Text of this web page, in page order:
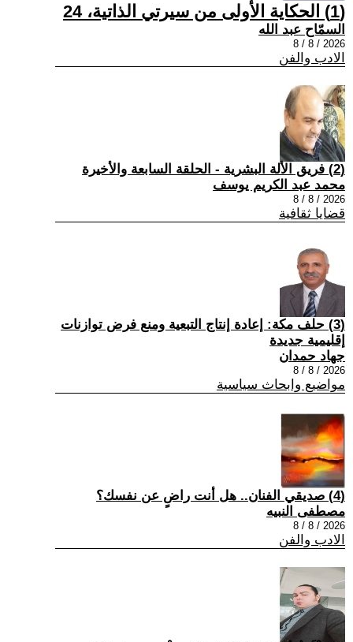
(1) الحكاية الأولى من سيرتي الذاتية، 24
السمّاح عبد الله
2026 / 8 / 8
الادب والفن
(2) فريق الألة البشرية - الحلقة السابعة والأخيرة
محمد عبد الكريم يوسف
2026 / 8 / 8
قضايا ثقافية
(3) حلف مكة: إعادة إنتاج التبعية ومنع فرض توازنات
إقليمية جديدة
جهاد حمدان
2026 / 8 / 8
مواضيع وابحاث سياسية
(4) صديقي الفنان.. هل أنت راضٍ عن نفسك؟
مصطفى النبيه
2026 / 8 / 8
الادب والفن